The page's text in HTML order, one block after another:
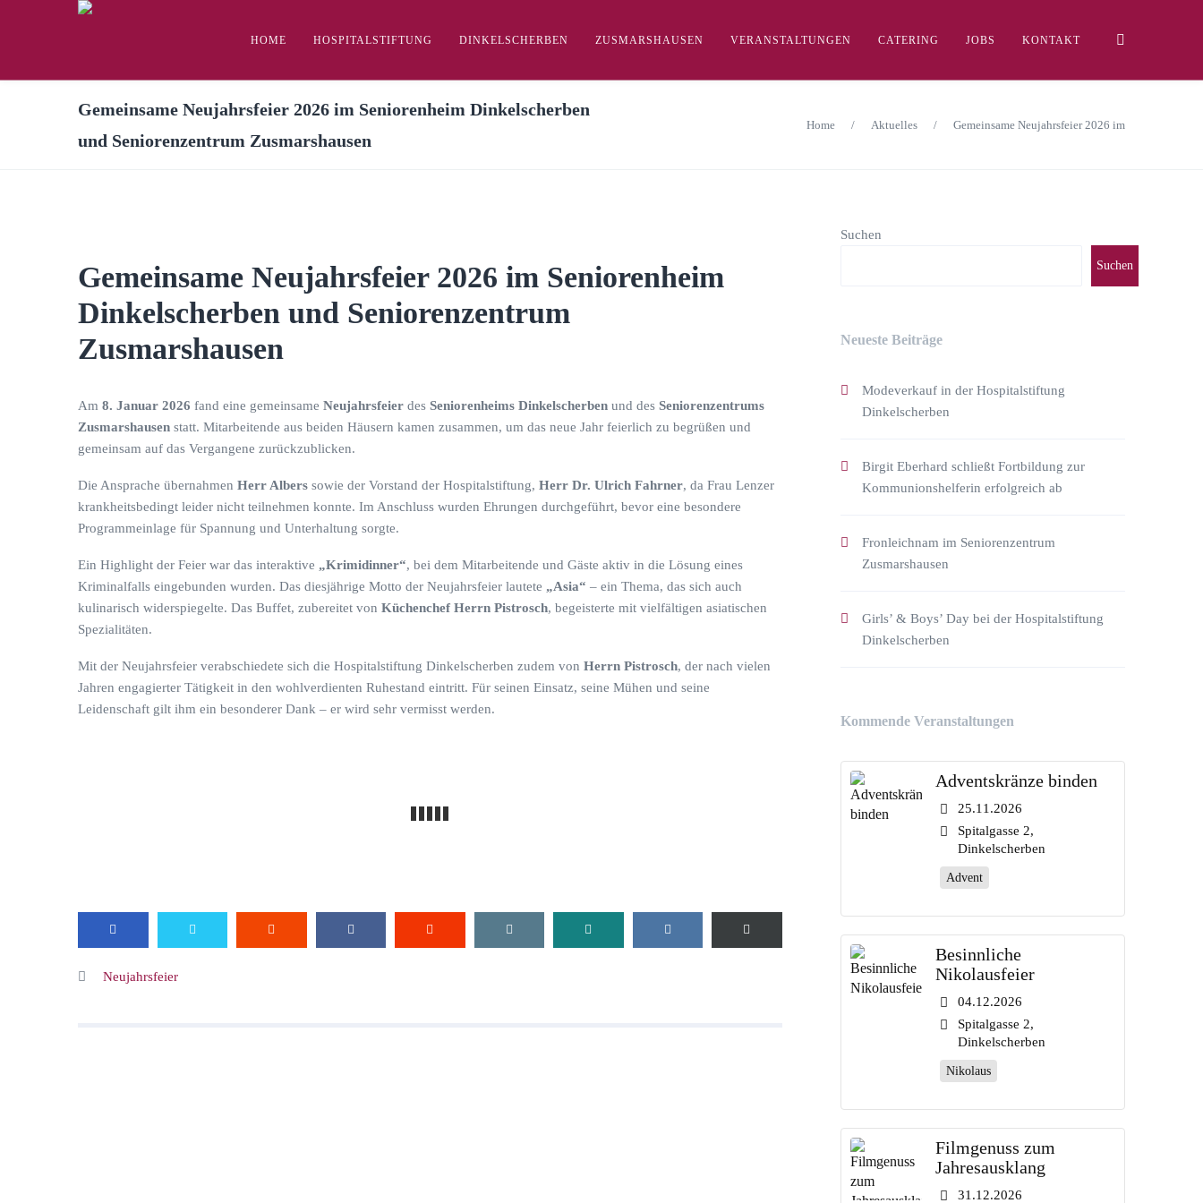
HOME HOSPITALSTIFTUNG DINKELSCHERBEN ZUSMARSHAUSEN VERANSTALTUNGEN CATERING JOBS KONTAKT
Gemeinsame Neujahrsfeier 2026 im Seniorenheim Dinkelscherben
und Seniorenzentrum Zusmarshausen
Home / Aktuelles / Gemeinsame Neujahrsfeier 2026 im
Gemeinsame Neujahrsfeier 2026 im Seniorenheim
Dinkelscherben und Seniorenzentrum
Zusmarshausen
Am 8. Januar 2026 fand eine gemeinsame Neujahrsfeier des Seniorenheims Dinkelscherben und des Seniorenzentrums
Zusmarshausen statt. Mitarbeitende aus beiden Häusern kamen zusammen, um das neue Jahr feierlich zu begrüßen und
gemeinsam auf das Vergangene zurückzublicken.
Die Ansprache übernahmen Herr Albers sowie der Vorstand der Hospitalstiftung, Herr Dr. Ulrich Fahrner, da Frau Lenzer
krankheitsbedingt leider nicht teilnehmen konnte. Im Anschluss wurden Ehrungen durchgeführt, bevor eine besondere
Programmeinlage für Spannung und Unterhaltung sorgte.
Ein Highlight der Feier war das interaktive „Krimidinner“, bei dem Mitarbeitende und Gäste aktiv in die Lösung eines
Kriminalfalls eingebunden wurden. Das diesjährige Motto der Neujahrsfeier lautete „Asia“ – ein Thema, das sich auch
kulinarisch widerspiegelte. Das Buffet, zubereitet von Küchenchef Herrn Pistrosch, begeisterte mit vielfältigen asiatischen
Spezialitäten.
Mit der Neujahrsfeier verabschiedete sich die Hospitalstiftung Dinkelscherben zudem von Herrn Pistrosch, der nach vielen
Jahren engagierter Tätigkeit in den wohlverdienten Ruhestand eintritt. Für seinen Einsatz, seine Mühen und seine
Leidenschaft gilt ihm ein besonderer Dank – er wird sehr vermisst werden.
Neujahrsfeier
Suchen
Suchen
Neueste Beiträge
Modeverkauf in der Hospitalstiftung
Dinkelscherben
Birgit Eberhard schließt Fortbildung zur
Kommunionshelferin erfolgreich ab
Fronleichnam im Seniorenzentrum
Zusmarshausen
Girls’ & Boys’ Day bei der Hospitalstiftung
Dinkelscherben
Kommende Veranstaltungen
Adventskränze binden
25.11.2026
Spitalgasse 2,
Dinkelscherben
Advent
Besinnliche
Nikolausfeier
04.12.2026
Spitalgasse 2,
Dinkelscherben
Nikolaus
Filmgenuss zum
Jahresausklang
31.12.2026